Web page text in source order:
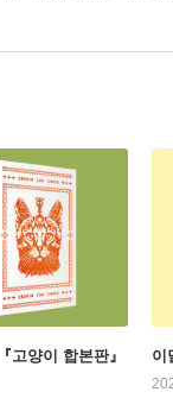
고양이 합본판』 이